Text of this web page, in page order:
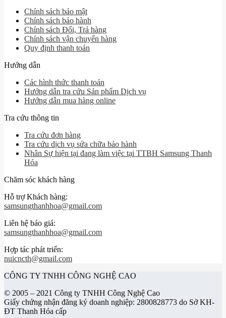
Chính sách bảo mật
Chính sách bảo hành
Chính sách Đổi, Trả hàng
Chính sách vận chuyển hàng
Quy định thanh toán
Hướng dẫn
Các hình thức thanh toán
Hướng dẫn tra cứu Sản phẩm Dịch vụ
Hướng dẫn mua hàng online
Tra cứu thông tin
Tra cứu đơn hàng
Tra cứu dịch vụ sửa chữa bảo hành
Nhân Sự hiện tại đang làm việc tại TTBH Samsung Thanh
Hóa
Chăm sóc khách hàng
Hỗ trợ Khách hàng:
samsungthanhhoa@gmail.com
Liên hệ báo giá:
samsungthanhhoa@gmail.com
Hợp tác phát triển:
nuicncth@gmail.com
CÔNG TY TNHH CÔNG NGHỆ CAO
© 2005 – 2021 Công ty TNHH Công Nghệ Cao
Giấy chứng nhận đăng ký doanh nghiệp: 2800828773 do Sở KH-
ĐT Thanh Hóa cấp